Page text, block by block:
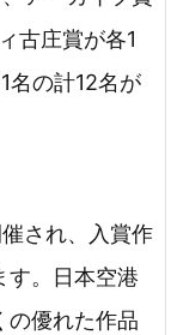
古庄賞が各1
名の計12名が
され、入賞作
す。日本空港
の優れた作品